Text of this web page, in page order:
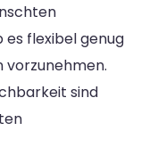
flexibel genug
vorzunehmen.
sind